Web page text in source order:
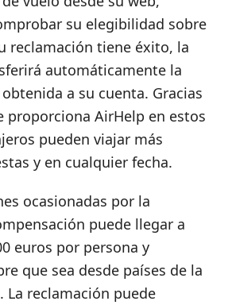
su elegibilidad sobre
reclamación tiene éxito, la
automáticamente la
a su cuenta. Gracias
proporciona AirHelp en estos
pueden viajar más
y en cualquier fecha.
ocasionadas por la
puede llegar a
euros por persona y
que sea desde países de la
La reclamación puede